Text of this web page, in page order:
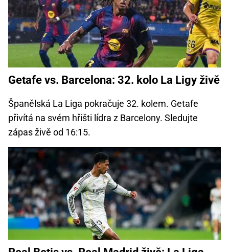
Getafe vs. Barcelona: 32. kolo La Ligy živě
Španělská La Liga pokračuje 32. kolem. Getafe
přivítá na svém hřišti lídra z Barcelony. Sledujte
zápas živě od 16:15.